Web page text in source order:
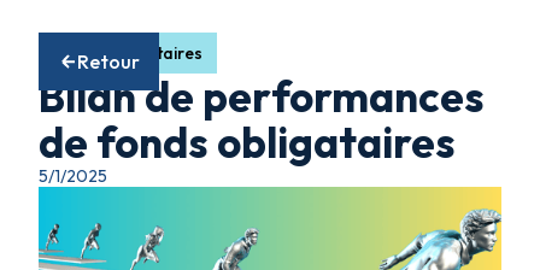
Retour
Fonds obligataires
Bilan de performances
de fonds obligataires
5/1/2025